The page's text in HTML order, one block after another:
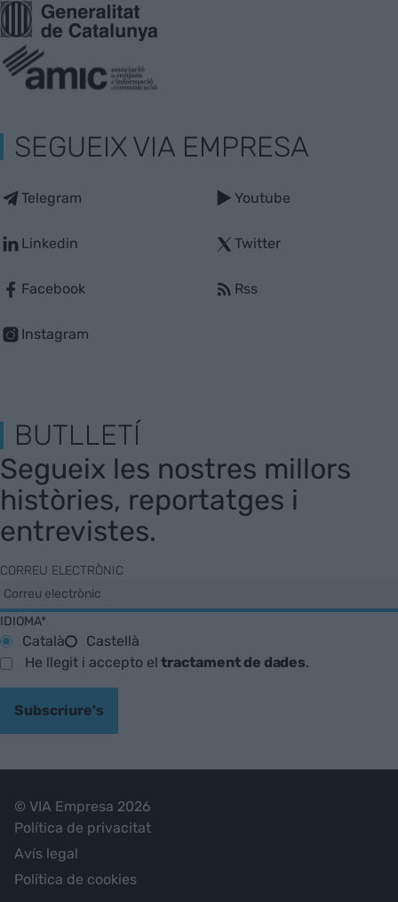
SEGUEIX VIA EMPRESA
Telegram
Linkedin
Facebook
Instagram
Youtube
Twitter
Rss
BUTLLETÍ
Segueix les nostres millors
històries, reportatges i
entrevistes.
CORREU ELECTRÒNIC
IDIOMA*
Català
Castellà
He llegit i accepto eltractament de dades.
Subscriure's
© VIA Empresa 2026
Política de privacitat
Avís legal
Política de cookies